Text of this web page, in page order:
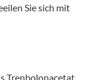
Sie sich mit
Trenbolonacetat